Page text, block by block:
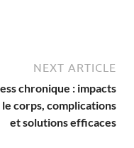
NEXT ARTICLE
chronique : impacts
corps, complications
et solutions efficaces